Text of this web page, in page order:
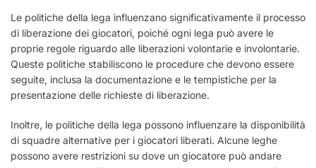
Le politiche della lega influenzano significativamente il processo
di liberazione dei giocatori, poiché ogni lega può avere le
proprie regole riguardo alle liberazioni volontarie e involontarie.
Queste politiche stabiliscono le procedure che devono essere
seguite, inclusa la documentazione e le tempistiche per la
presentazione delle richieste di liberazione.
Inoltre, le politiche della lega possono influenzare la disponibilità
di squadre alternative per i giocatori liberati. Alcune leghe
possono avere restrizioni su dove un giocatore può andare